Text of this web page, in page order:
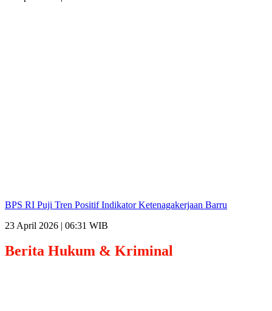
BPS RI Puji Tren Positif Indikator Ketenagakerjaan Barru
23 April 2026 | 06:31 WIB
Berita Hukum & Kriminal